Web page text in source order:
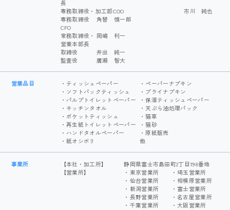
長
専務取締役・加工部COO 市川 純也
専務取締役
CFO
角替 慎一郎
常務取締役・
営業本部長
岡嶋 利一
取締役
井出 純一
監査役
廣瀬 智大
営業品目
・ティッシュペーパー
・ソフトパックティッシュ
・パルプトイレットペーパー
・キッチンタオル
・ポケットティッシュ
・再生紙トイレットペーパー
・ハンドタオルペーパー
・紙オシボリ
・ペーパーナプキン
・プライナプキン
・保湿ティッシュペーパー
・天ぷら油処理パック
・猫草
・猫砂
・原紙販売
他
事業所 【本社・加工所】
静岡県富士市島田町2丁目198番地
【営業所】
・東京営業所
・仙台営業所
・新潟営業所
・長野営業所
・千葉営業所
・埼玉営業所
・相模原営業所
・富士営業所
・名古屋営業所
・大阪営業所